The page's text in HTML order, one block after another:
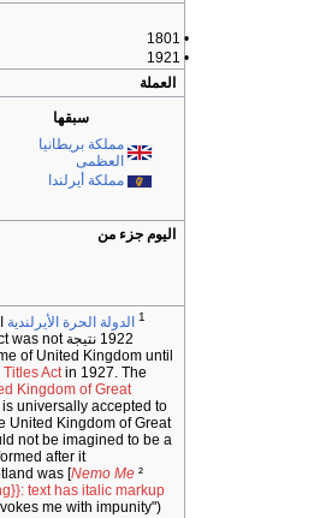
• 1801
• 1921
العملة
سبقها
مملكة بريطانيا
العظمى
مملكة أيرلندا
اليوم جزء من
1 الدولة الحرة الأيرلندية
1922 نتيجة
was not
of United Kingdom until
Actin 1927. The
Kingdom of Great
is universally accepted to
United Kingdom of Great
not be imagined to be a
after it.
² The Royal motto used in Scotland was [
Nemo Me
text has italic markup
me with impunity").